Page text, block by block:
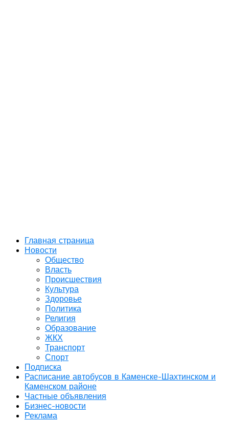
Главная страница
Новости
Общество
Власть
Происшествия
Культура
Здоровье
Политика
Религия
Образование
ЖКХ
Транспорт
Спорт
Подписка
Расписание автобусов в Каменске-Шахтинском и
Каменском районе
Частные объявления
Бизнес-новости
Реклама